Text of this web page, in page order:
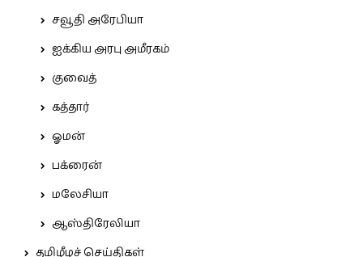
சவூதி அரேபியா
ஐக்கிய அரபு அமீரகம்
குவைத்
கத்தார்
ஓமன்
பக்ரைன்
மலேசியா
ஆஸ்திரேலியா
தமிழீழச் செய்திகள்